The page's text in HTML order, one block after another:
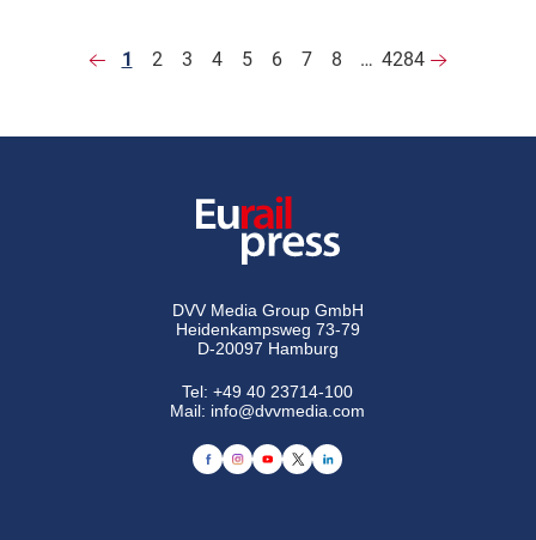
1 2 3 4 5 6 7 8 … 4284
DVV Media Group GmbH
Heidenkampsweg 73-79
D-20097 Hamburg
Tel:+49 40 23714-100
Mail: info@dvvmedia.com